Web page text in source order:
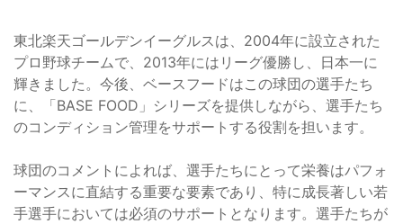
東北楽天ゴールデンイーグルスは、2004年に設立された
プロ野球チームで、2013年にはリーグ優勝し、日本一に
輝きました。今後、ベースフードはこの球団の選手たち
に、「BASE FOOD」シリーズを提供しながら、選手たち
のコンディション管理をサポートする役割を担います。
球団のコメントによれば、選手たちにとって栄養はパフォ
ーマンスに直結する重要な要素であり、特に成長著しい若
手選手においては必須のサポートとなります。選手たちが